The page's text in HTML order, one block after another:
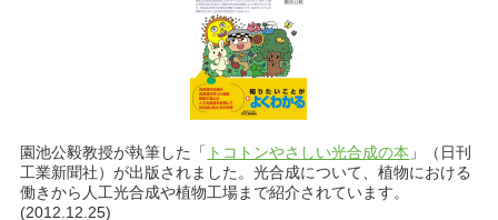
園池公毅教授が執筆した「 トコトンやさしい光合成の本 」（日刊
工業新聞社）が出版されました。光合成について、植物における
働きから人工光合成や植物工場まで紹介されています。
(2012.12.25)